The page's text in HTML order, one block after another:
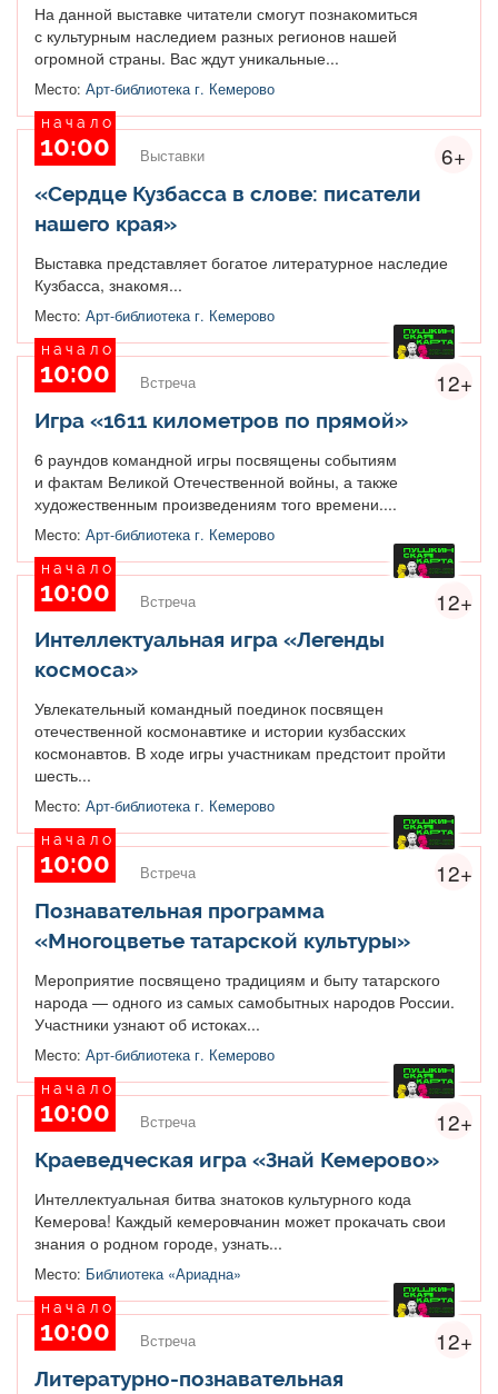
На данной выставке читатели смогут познакомиться
с культурным наследием разных регионов нашей
огромной страны. Вас ждут уникальные...
Место: Арт-библиотека г. Кемерово
6+
начало
10:00 Выставки
«Сердце Кузбасса в слове: писатели
нашего края»
Выставка представляет богатое литературное наследие
Кузбасса, знакомя...
Место: Арт-библиотека г. Кемерово
12+
начало
10:00 Встреча
Игра «1611 километров по прямой»
6 раундов командной игры посвящены событиям
и фактам Великой Отечественной войны, а также
художественным произведениям того времени....
Место: Арт-библиотека г. Кемерово
12+
начало
10:00 Встреча
Интеллектуальная игра «Легенды
космоса»
Увлекательный командный поединок посвящен
отечественной космонавтике и истории кузбасских
космонавтов. В ходе игры участникам предстоит пройти
шесть...
Место: Арт-библиотека г. Кемерово
12+
начало
10:00 Встреча
Познавательная программа
«Многоцветье татарской культуры»
Мероприятие посвящено традициям и быту татарского
народа — одного из самых самобытных народов России.
Участники узнают об истоках...
Место: Арт-библиотека г. Кемерово
12+
начало
10:00 Встреча
Краеведческая игра «Знай Кемерово»
Интеллектуальная битва знатоков культурного кода
Кемерова! Каждый кемеровчанин может прокачать свои
знания о родном городе, узнать...
Место: Библиотека «Ариадна»
12+
начало
10:00 Встреча
Литературно-познавательная